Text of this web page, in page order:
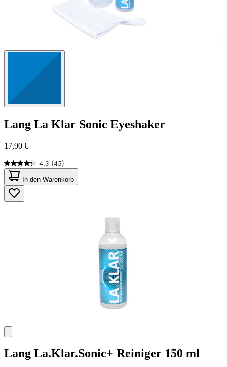
Lang La Klar Sonic Eyeshaker
17,90 €
4.3 (45)
4.3
von
5
Sternen.
45
In den Warenkorb
Lang La.Klar.Sonic+ Reiniger 150 ml